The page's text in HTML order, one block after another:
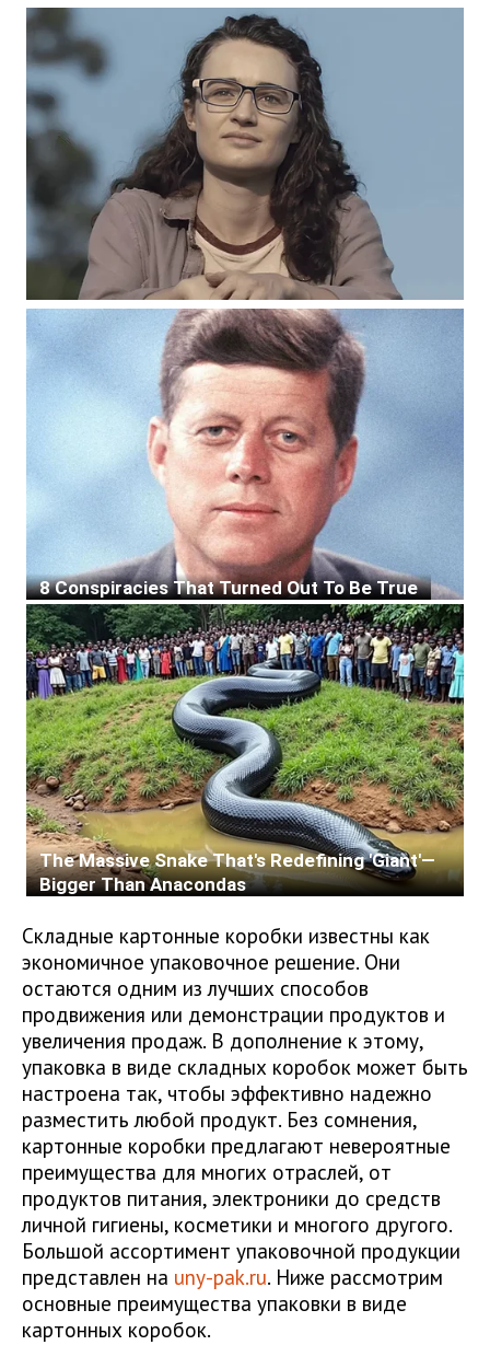
Складные картонные коробки известны как
экономичное упаковочное решение. Они
остаются одним из лучших способов
продвижения или демонстрации продуктов и
увеличения продаж. В дополнение к этому,
упаковка в виде складных коробок может быть
настроена так, чтобы эффективно надежно
разместить любой продукт. Без сомнения,
картонные коробки предлагают невероятные
преимущества для многих отраслей, от
продуктов питания, электроники до средств
личной гигиены, косметики и многого другого.
Большой ассортимент упаковочной продукции
представлен на uny-pak.ru. Ниже рассмотрим
основные преимущества упаковки в виде
картонных коробок.